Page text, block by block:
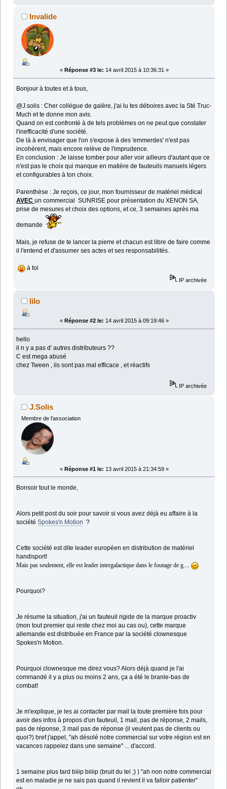
Invalide
« Réponse #3 le: 14 avril 2015 à 10:36:31 »
Bonjour à toutes et à tous,
@J.solis : Cher collègue de galère, j'ai lu tes déboires avec la Sté Truc-
Much et te donne mon avis.
Quand on est confronté à de tels problèmes on ne peut que constater
l'inefficacité d'une société.
De là à envisager que l'on s'expose à des 'emmerdes' n'est pas
incohérent, mais encore relève de l'imprudence.
En conclusion : Je laisse tomber pour aller voir ailleurs d'autant que ce
n'est pas le choix qui manque en matière de fauteuils manuels légers
et configurables à ton choix.
Parenthèse : Je reçois, ce jour, mon fournisseur de matériel médical
AVECun commercial SUNRISE pour présentation du XENON SA,
prise de mesures et choix des options, et ce, 3 semaines après ma
demande
Mais, je refuse de te lancer la pierre et chacun est libre de faire comme
il l'entend et d'assumer ses actes et ses responsabilités.
à toi
IP archivée
lilo
« Réponse #2 le: 14 avril 2015 à 09:19:46 »
hello
il n y a pas d' autres distributeurs ??
C est mega abusé
chez Tween , ils sont pas mal efficace , et réactifs
IP archivée
J.Solis
Membre de l'association
« Réponse #1 le: 13 avril 2015 à 21:34:59 »
Bonsoir tout le monde,
Alors petit post du soir pour savoir si vous avez déjà eu affaire à la
sociétéSpokes'n Motion ?
Cette société est dite leader européen en distribution de matériel
handisport!
Mais pas seulement, elle est leader intergalactique dans le foutage de g....
Pourquoi?
Je résume la situation, j'ai un fauteuil rigide de la marque proactiv
(mon tout premier qui reste chez moi au cas ou), cette marque
allemande est distribuée en France par la société clownesque
Spokes'n Motion.
Pourquoi clownesque me direz vous? Alors déjà quand je l'ai
commandé il y a plus ou moins 2 ans, ça a été le branle-bas de
combat!
Je m'explique, je les ai contacter par mail la toute première fois pour
avoir des infos à propos d'un fauteuil, 1 mail, pas de réponse, 2 mails,
pas de réponse, 3 mail pas de réponse (il veulent pas de clients ou
quoi?) bref j'appel, "ah désolé notre commercial sur votre région est en
vacances rappelez dans une semaine" ... d'accord.
1 semaine plus tard biiip biiiip (bruit du tel ;) ) "ah non notre commercial
est en maladie je ne sais pas quand il revient il va falloir patienter"